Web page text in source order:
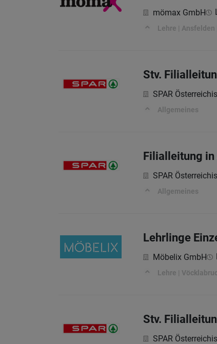
mömax GmbH
Lehre |
Stv.
SPAR
Allgemeines
Filialleitung
SPAR
Allgemeines
Lehrlinge
Möbelix GmbH
Lehre |
Stv.
SPAR